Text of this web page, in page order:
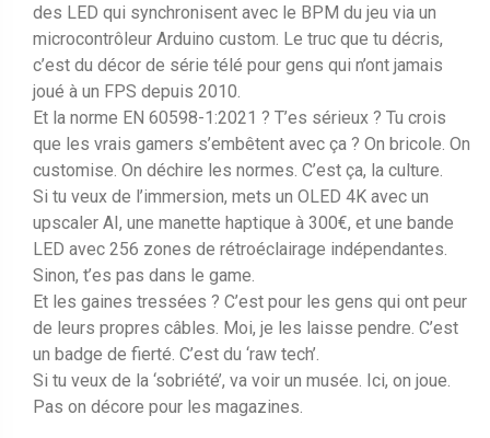
des LED qui synchronisent avec le BPM du jeu via un
microcontrôleur Arduino custom. Le truc que tu décris,
c’est du décor de série télé pour gens qui n’ont jamais
joué à un FPS depuis 2010.
Et la norme EN 60598-1:2021 ? T’es sérieux ? Tu crois
que les vrais gamers s’embêtent avec ça ? On bricole. On
customise. On déchire les normes. C’est ça, la culture.
Si tu veux de l’immersion, mets un OLED 4K avec un
upscaler AI, une manette haptique à 300€, et une bande
LED avec 256 zones de rétroéclairage indépendantes.
Sinon, t’es pas dans le game.
Et les gaines tressées ? C’est pour les gens qui ont peur
de leurs propres câbles. Moi, je les laisse pendre. C’est
un badge de fierté. C’est du ‘raw tech’.
Si tu veux de la ‘sobriété’, va voir un musée. Ici, on joue.
Pas on décore pour les magazines.